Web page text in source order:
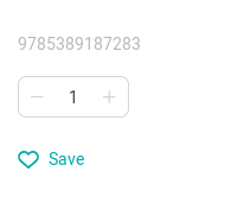
9785389187283
Save